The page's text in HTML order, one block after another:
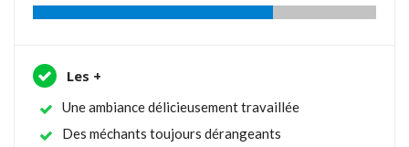
Les +
Une ambiance délicieusement travaillée
Des méchants toujours dérangeants